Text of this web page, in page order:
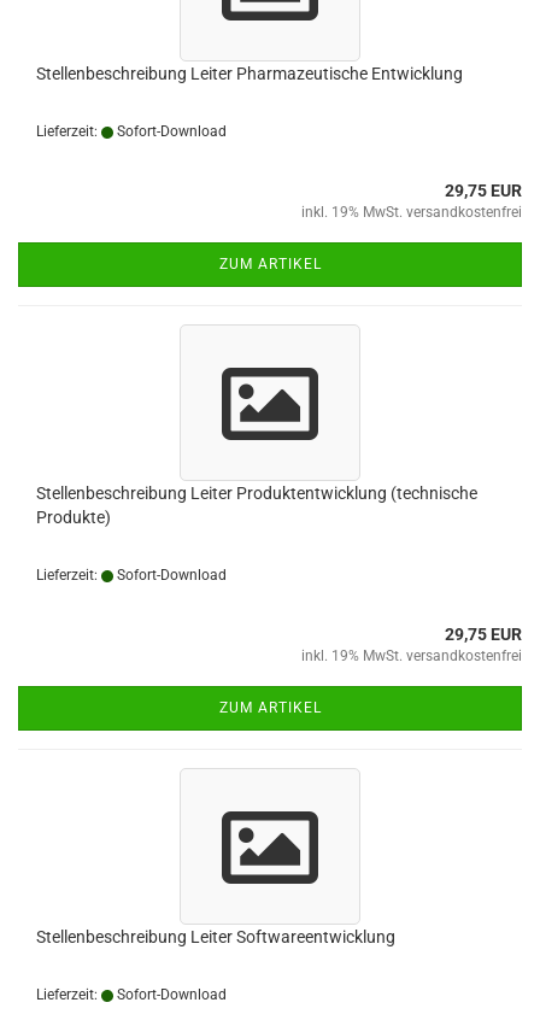
Stellenbeschreibung Leiter Pharmazeutische Entwicklung
Lieferzeit: Sofort-Download
29,75 EUR
inkl. 19% MwSt. versandkostenfrei
ZUM ARTIKEL
Stellenbeschreibung Leiter Produktentwicklung (technische
Produkte)
Lieferzeit: Sofort-Download
29,75 EUR
inkl. 19% MwSt. versandkostenfrei
ZUM ARTIKEL
Stellenbeschreibung Leiter Softwareentwicklung
Lieferzeit: Sofort-Download